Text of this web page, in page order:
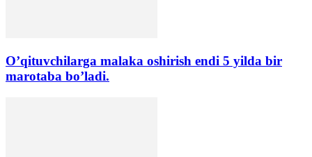
O’qituvchilarga malaka oshirish endi 5 yilda bir
marotaba bo’ladi.